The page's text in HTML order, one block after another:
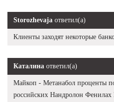
Storozhevaja ответил(а)
Клиенты заходят некоторые
Каталина ответил(а)
Майкоп - Метанабол проценты
российских Нандролон Фенилах